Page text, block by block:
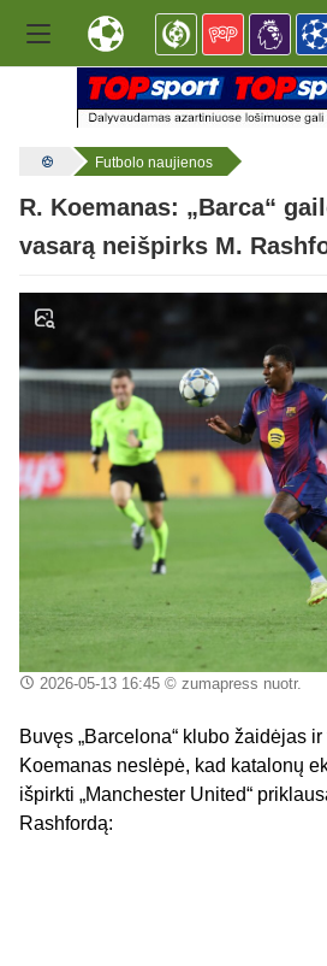
Futbolo naujienos
R. Koemanas: „Barca“
vasarą neišpirks M.
2026-05-13 16:45© zumapress nuotr.
Buvęs „Barcelona“ klubo žaidėjas
Koemanas neslėpė, kad katalonų
išpirkti „Manchester United“
Rashfordą: